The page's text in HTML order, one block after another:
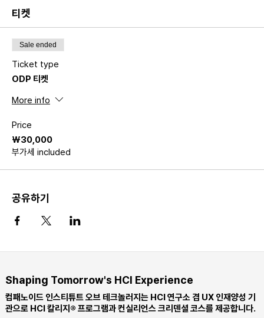
티켓
Sale ended
Ticket type
ODP 티켓
More info
Price
₩30,000
부가세 included
공유하기
Shaping Tomorrow's HCI Experience
컴패노이드 인스티튜트 오브 테크놀러지는 HCI 연구소 겸 UX 인재양성 기
관으로 HCI 칼리지® 프로그램과 컨실리언스 크리덴셜 코스를 제공합니다.